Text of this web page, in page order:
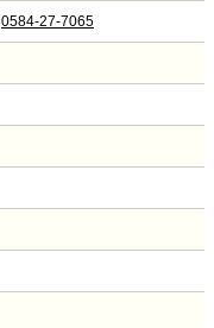
0584-27-7065